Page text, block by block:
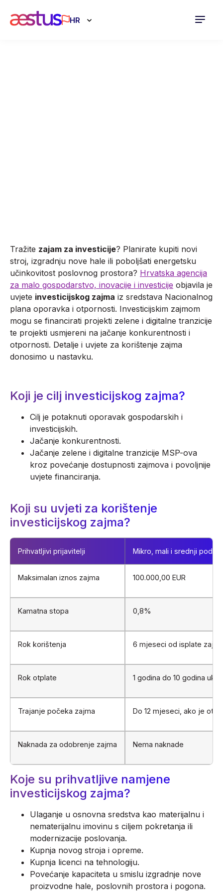
HR
Tražite zajam za investicije? Planirate kupiti novi
stroj, izgradnju nove hale ili poboljšati energetsku
učinkovitost poslovnog prostora? Hrvatska agencija
za malo gospodarstvo, inovacije i investicije objavila je
uvjete investicijskog zajma iz sredstava Nacionalnog
plana oporavka i otpornosti. Investicijskim zajmom
mogu se financirati projekti zelene i digitalne tranzicije
te projekti usmjereni na jačanje konkurentnosti i
otpornosti. Detalje i uvjete za korištenje zajma
donosimo u nastavku.
Koji je cilj investicijskog zajma?
Cilj je potaknuti oporavak gospodarskih i
investicijskih.
Jačanje konkurentnosti.
Jačanje zelene i digitalne tranzicije MSP-ova
kroz povećanje dostupnosti zajmova i povoljnije
uvjete financiranja.
Koji su uvjeti za korištenje
investicijskog zajma?
Prihvatljivi prijavitelji Mikro, mali i srednji
Maksimalan iznos zajma 100.000,00 EUR
Kamatna stopa 0,8%
Rok korištenja 6 mjeseci od isplate
Rok otplate 1 godina do 10 godina
Trajanje počeka zajma Do 12 mjeseci, ako je
Naknada za odobrenje zajma Nema naknade
Koje su prihvatljive namjene
investicijskog zajma?
Ulaganje u osnovna sredstva kao materijalnu i
nematerijalnu imovinu s ciljem pokretanja ili
modernizacije poslovanja.
Kupnja novog stroja i opreme.
Kupnja licenci na tehnologiju.
Povećanje kapaciteta u smislu izgradnje nove
proizvodne hale, poslovnih prostora i pogona.